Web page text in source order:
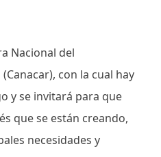
Nacional del
con la cual hay
y se invitará para que
que se están creando,
necesidades y